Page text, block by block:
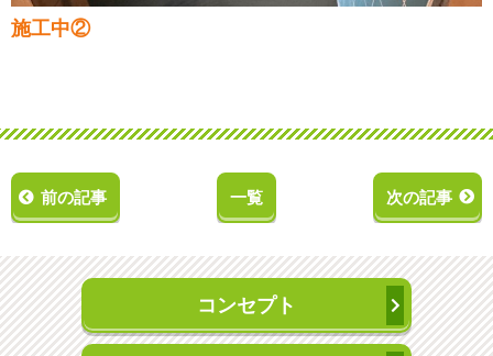
施工中②
前の記事 一覧 次の記事
コンセプト